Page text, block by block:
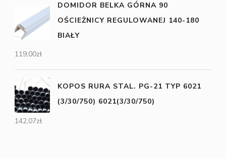
DOMIDOR BELKA GÓRNA 90
OŚCIEŻNICY REGULOWANEJ 140-180
BIAŁY
119,00zł
KOPOS RURA STAL. PG-21 TYP 6021
(3/30/750) 6021(3/30/750)
142,07zł